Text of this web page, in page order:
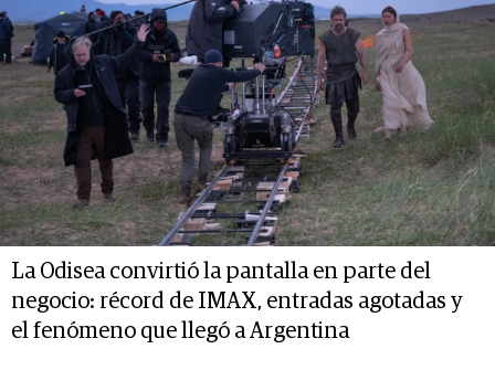
La Odisea convirtió la pantalla en parte del
negocio: récord de IMAX, entradas agotadas y
el fenómeno que llegó a Argentina